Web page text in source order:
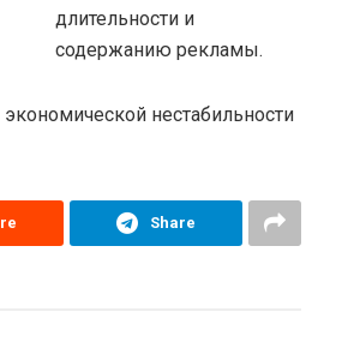
длительности и
содержанию рекламы.
нестабильности
Share